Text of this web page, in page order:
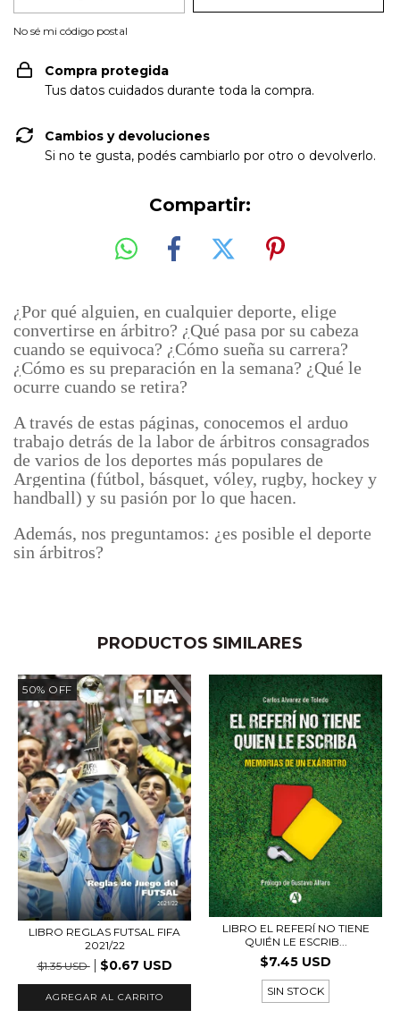
No sé mi código postal
Compra protegida
Tus datos cuidados durante toda la compra.
Cambios y devoluciones
Si no te gusta, podés cambiarlo por otro o devolverlo.
Compartir:
¿Por qué alguien, en cualquier deporte, elige
convertirse en árbitro? ¿Qué pasa por su cabeza
cuando se equivoca? ¿Cómo sueña su carrera?
¿Cómo es su preparación en la semana? ¿Qué le
ocurre cuando se retira?
A través de estas páginas, conocemos el arduo
trabajo detrás de la labor de árbitros consagrados
de varios de los deportes más populares de
Argentina (fútbol, básquet, vóley, rugby, hockey y
handball) y su pasión por lo que hacen.
Además, nos preguntamos: ¿es posible el deporte
sin árbitros?
PRODUCTOS SIMILARES
50% OFF
LIBRO REGLAS FUTSAL FIFA
2021/22
$1.35 USD
$0.67 USD
LIBRO EL REFERÍ NO TIENE
QUIÉN LE ESCRIB...
$7.45 USD
SIN STOCK